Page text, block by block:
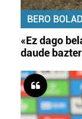
BERO
«Ez dago
daude